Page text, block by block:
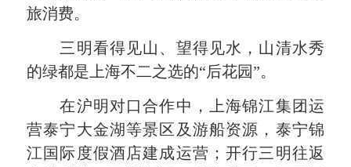
旅消费。
三明看得见山、望得见水，山清水秀
的绿都是上海不二之选的“后花园”。
在沪明对口合作中，上海锦江集团运
营泰宁大金湖等景区及游船资源，泰宁锦
江国际度假酒店建成运营；开行三明往返